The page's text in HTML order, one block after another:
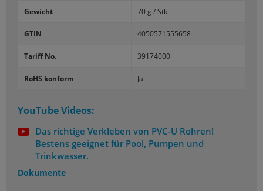
Gewicht 70 g / Stk.
GTIN 4050571555658
Tariff No. 39174000
RoHS konform Ja
YouTube Videos:
Das richtige Verkleben von PVC-U Rohren!
Bestens geeignet für Pool, Pumpen und
Trinkwasser.
Dokumente